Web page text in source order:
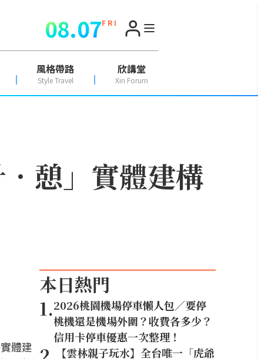
08.07F R I
風格帶路
Style Travel
欣講堂
Xin Forum
憩」實體建構
體建
本日熱門
1.2026桃園機場停車懶人包／要停
桃機還是機場外圍？收費各多少？
信用卡停車優惠一次整理！
【雲林親子玩水】全台唯一「虎爺